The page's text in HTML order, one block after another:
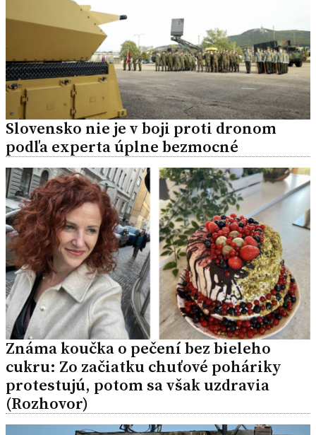
Slovensko nie je v boji proti dronom
podľa experta úplne bezmocné
Známa koučka o pečení bez bieleho
cukru: Zo začiatku chuťové poháriky
protestujú, potom sa však uzdravia
(Rozhovor)